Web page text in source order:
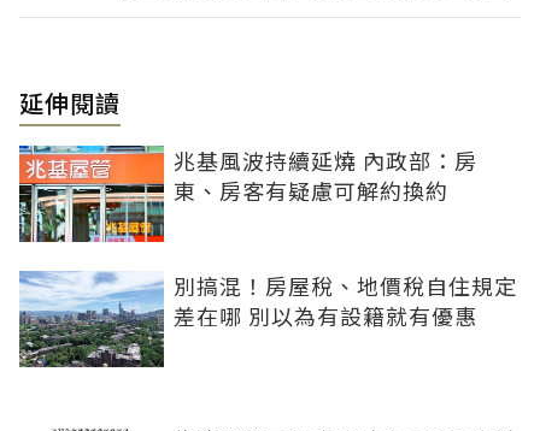
延伸閱讀
兆基風波持續延燒 內政部：房
東、房客有疑慮可解約換約
別搞混！房屋稅、地價稅自住規定
差在哪 別以為有設籍就有優惠